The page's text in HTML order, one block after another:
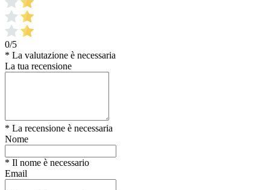
0/5
* La valutazione è necessaria
La tua recensione
* La recensione è necessaria
Nome
* Il nome è necessario
Email